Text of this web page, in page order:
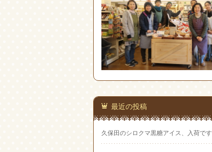
最近の投稿
久保田のシロクマ黒糖アイス、入荷です